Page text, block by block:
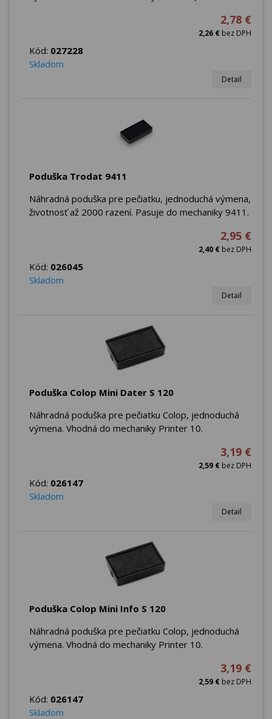
2,78 €
2,26 € bez DPH
Kód: 027228
Skladom
Detail
Poduška Trodat 9411
Náhradná poduška pre pečiatku, jednoduchá výmena,
životnosť až 2000 razení. Pasuje do mechaniky 9411.
2,95 €
2,40 € bez DPH
Kód: 026045
Skladom
Detail
Poduška Colop Mini Dater S 120
Náhradná poduška pre pečiatku Colop, jednoduchá
výmena. Vhodná do mechaniky Printer 10.
3,19 €
2,59 € bez DPH
Kód: 026147
Skladom
Detail
Poduška Colop Mini Info S 120
Náhradná poduška pre pečiatku Colop, jednoduchá
výmena. Vhodná do mechaniky Printer 10.
3,19 €
2,59 € bez DPH
Kód: 026147
Skladom